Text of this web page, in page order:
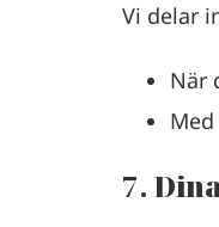
Vi delar
När
7.